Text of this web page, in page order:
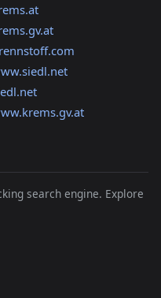
search engine. Explore